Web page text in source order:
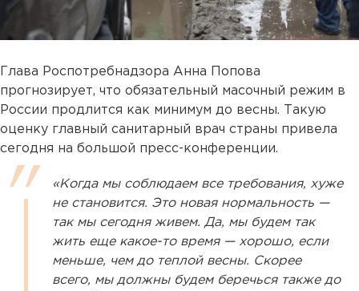
Глава Роспотребнадзора Анна Попова
прогнозирует, что обязательный масочный режим в
России продлится как минимум до весны. Такую
оценку главный санитарный врач страны привела
сегодня на большой пресс-конференции.
«Когда мы соблюдаем все требования, хуже
не становится. Это новая нормальность —
так мы сегодня живем. Да, мы будем так
жить еще какое-то время — хорошо, если
меньше, чем до теплой весны. Скорее
всего, мы должны будем беречься также до